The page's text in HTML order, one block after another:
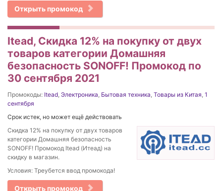
Открыть промокод
Itead, Скидка 12% на покупку от двух
товаров категории Домашняя
безопасность SONOFF! Промокод по
30 сентября 2021
Промокоды: Itead, Электроника, Бытовая техника, Товары из Китая, 1
сентября
Срок истек, но может ещё действовать
Скидка 12% на покупку от двух товаров
категории Домашняя безопасность
SONOFF! Промокод Itead (Итеад) на
скидку в магазин.
Условия: Треубется ввод промокода!
Открыть промокод